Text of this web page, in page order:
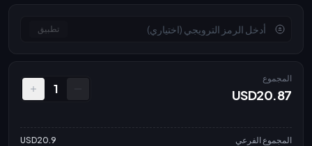
تطبيق
المجموع
USD20.87
1
المجموع الفرعي
USD20.9